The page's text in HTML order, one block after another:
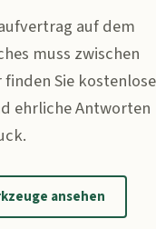
auf dem
muss zwischen
Sie kostenlose
ehrliche Antworten
ansehen